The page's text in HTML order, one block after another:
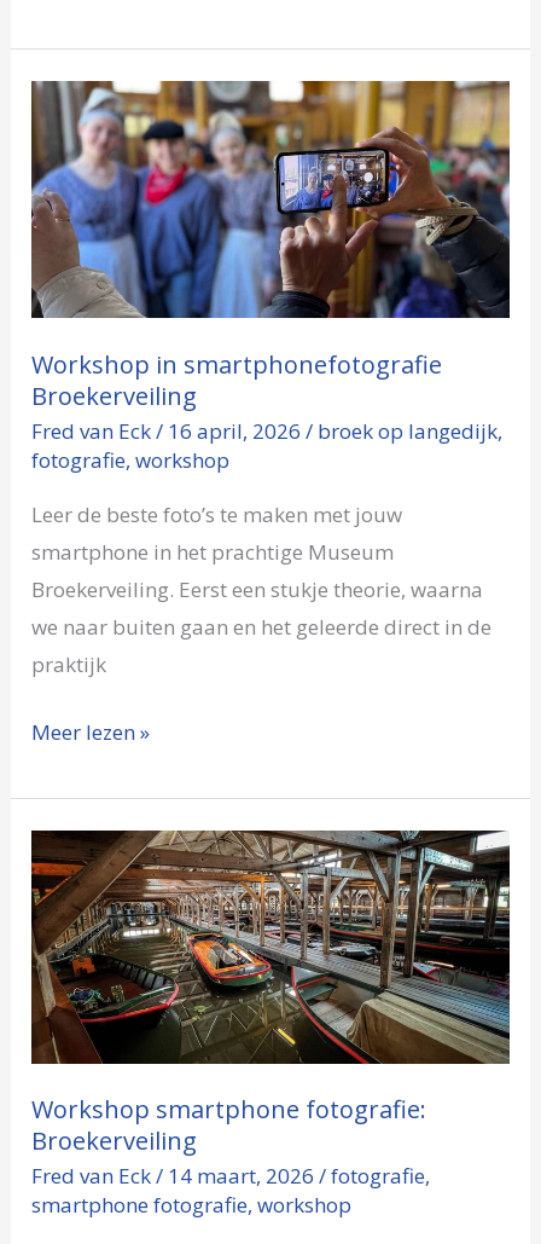
Workshop in smartphonefotografie
Broekerveiling
Fred van Eck/ 16 april, 2026/ broek op langedijk,
fotografie,workshop
Leer de beste foto’s te maken met jouw
smartphone in het prachtige Museum
Broekerveiling. Eerst een stukje theorie, waarna
we naar buiten gaan en het geleerde direct in de
praktijk
Workshop
in
smartphonefotografie
Broekerveiling
Meer lezen »
Workshop smartphone fotografie:
Broekerveiling
Fred van Eck/ 14 maart, 2026/fotografie,
smartphone fotografie,workshop
Workshop
smartphone
fotografie:
Broekerveiling